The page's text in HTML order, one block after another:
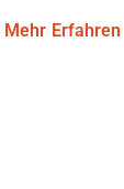
Mehr Erfahren